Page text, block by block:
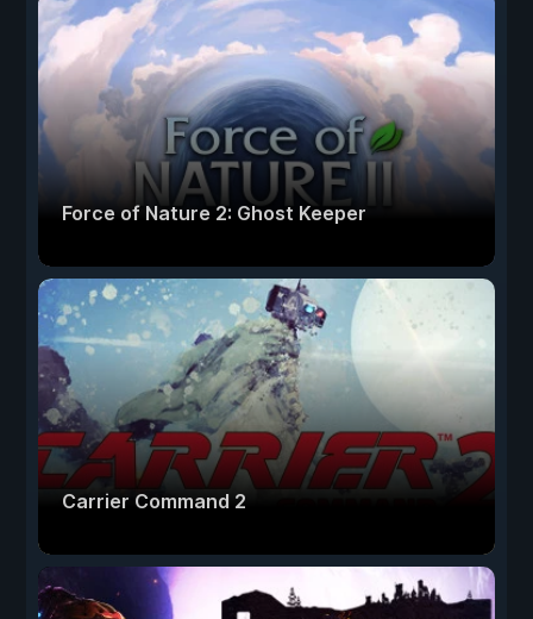
Force of Nature 2: Ghost Keeper
Carrier Command 2